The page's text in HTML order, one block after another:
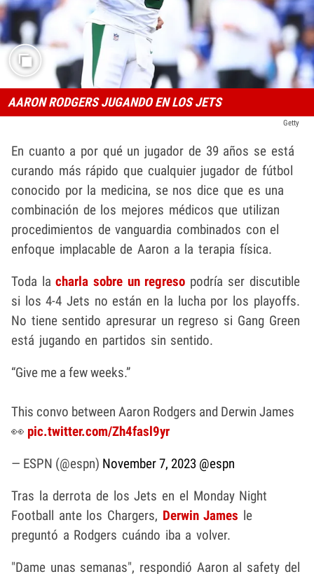
AARON RODGERS JUGANDO EN LOS JETS
Getty
En cuanto a por qué un jugador de 39 años se está
curando más rápido que cualquier jugador de fútbol
conocido por la medicina, se nos dice que es una
combinación de los mejores médicos que utilizan
procedimientos de vanguardia combinados con el
enfoque implacable de Aaron a la terapia física.
Toda la charla sobre un regreso podría ser discutible
si los 4-4 Jets no están en la lucha por los playoffs.
No tiene sentido apresurar un regreso si Gang Green
está jugando en partidos sin sentido.
“Give me a few weeks.”
This convo between Aaron Rodgers and Derwin James
👀 pic.twitter.com/Zh4fasl9yr
— ESPN (@espn) November 7, 2023 @espn
Tras la derrota de los Jets en el Monday Night
Football ante los Chargers, Derwin James le
preguntó a Rodgers cuándo iba a volver.
"Dame unas semanas", respondió Aaron al safety del